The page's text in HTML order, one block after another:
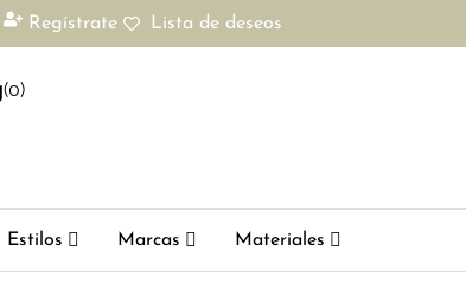
Regístrate Lista de deseos
(0)
Estilos Marcas Materiales